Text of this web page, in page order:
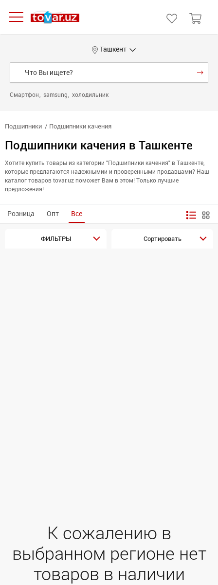
Ташкент
Смартфон samsung холодильник
Подшипники Подшипники качения
Подшипники качения в Ташкенте
Хотите купить товары из категории "Подшипники качения" в Ташкенте,
которые предлагаются надежнымии и проверенными продавцами? Наш
каталог товаров tovar.uz поможет Вам в этом! Только лучшие
предложения!
Розница Опт Все
ФИЛЬТРЫ Сортировать
К сожалению в
выбранном регионе нет
товаров в наличии